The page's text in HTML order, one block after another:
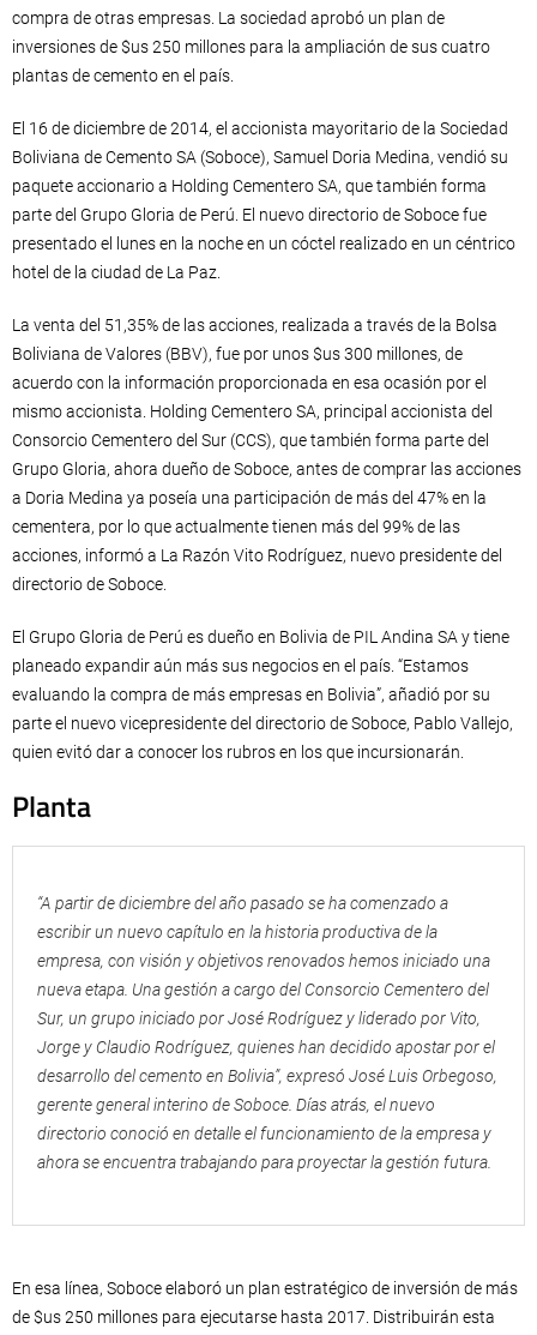
compra de otras empresas. La sociedad aprobó un plan de
inversiones de $us 250 millones para la ampliación de sus cuatro
plantas de cemento en el país.
El 16 de diciembre de 2014, el accionista mayoritario de la Sociedad
Boliviana de Cemento SA (Soboce), Samuel Doria Medina, vendió su
paquete accionario a Holding Cementero SA, que también forma
parte del Grupo Gloria de Perú. El nuevo directorio de Soboce fue
presentado el lunes en la noche en un cóctel realizado en un céntrico
hotel de la ciudad de La Paz.
La venta del 51,35% de las acciones, realizada a través de la Bolsa
Boliviana de Valores (BBV), fue por unos $us 300 millones, de
acuerdo con la información proporcionada en esa ocasión por el
mismo accionista. Holding Cementero SA, principal accionista del
Consorcio Cementero del Sur (CCS), que también forma parte del
Grupo Gloria, ahora dueño de Soboce, antes de comprar las acciones
a Doria Medina ya poseía una participación de más del 47% en la
cementera, por lo que actualmente tienen más del 99% de las
acciones, informó a La Razón Vito Rodríguez, nuevo presidente del
directorio de Soboce.
El Grupo Gloria de Perú es dueño en Bolivia de PIL Andina SA y tiene
planeado expandir aún más sus negocios en el país. “Estamos
evaluando la compra de más empresas en Bolivia”, añadió por su
parte el nuevo vicepresidente del directorio de Soboce, Pablo Vallejo,
quien evitó dar a conocer los rubros en los que incursionarán.
Planta
“A partir de diciembre del año pasado se ha comenzado a
escribir un nuevo capítulo en la historia productiva de la
empresa, con visión y objetivos renovados hemos iniciado una
nueva etapa. Una gestión a cargo del Consorcio Cementero del
Sur, un grupo iniciado por José Rodríguez y liderado por Vito,
Jorge y Claudio Rodríguez, quienes han decidido apostar por el
desarrollo del cemento en Bolivia”, expresó José Luis Orbegoso,
gerente general interino de Soboce. Días atrás, el nuevo
directorio conoció en detalle el funcionamiento de la empresa y
ahora se encuentra trabajando para proyectar la gestión futura.
En esa línea, Soboce elaboró un plan estratégico de inversión de más
de $us 250 millones para ejecutarse hasta 2017. Distribuirán esta